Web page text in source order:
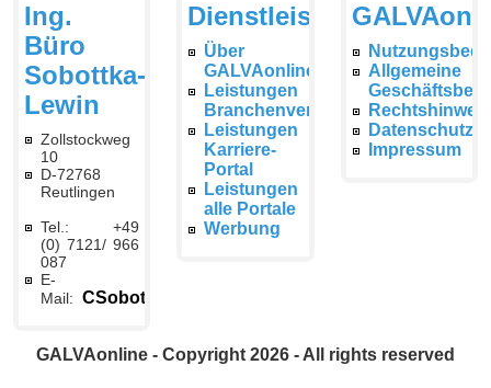
Ing.
Büro
Sobottka-
Lewin
Zollstockweg
10
D-72768
Reutlingen
Tel.: +49
(0) 7121/ 966
087
E-
Mail: CSobottka@galvaonline.de
Dienstleistungen
Über
GALVAonline
Leistungen
Branchenverzeichnis
Leistungen
Karriere-
Portal
Leistungen
alle Portale
Werbung
Allgemeine
Impressum
GALVAonline - Copyright 2026 - All rights reserved